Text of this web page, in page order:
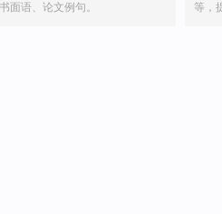
书面语、论文例句。
等，